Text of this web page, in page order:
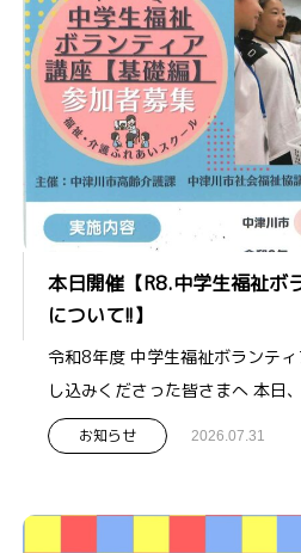
本日開催【R8.中学生福祉ボ
について!!】
令和8年度 中学生福祉ボランテ
し込みくださった皆さまへ 本日
お知らせ 2026.07.31